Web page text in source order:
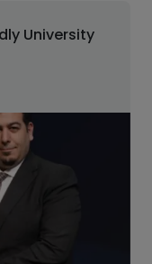
University